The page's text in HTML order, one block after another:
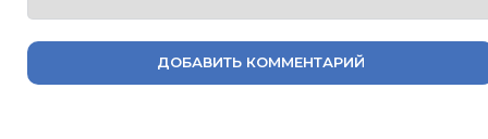
ДОБАВИТЬ КОММЕНТАРИЙ